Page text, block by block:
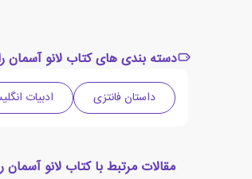
دسته بندی های کتاب لانو آسمان
داستان فانتزی ادبیات
مقالات مرتبط با کتاب لانو آسمان